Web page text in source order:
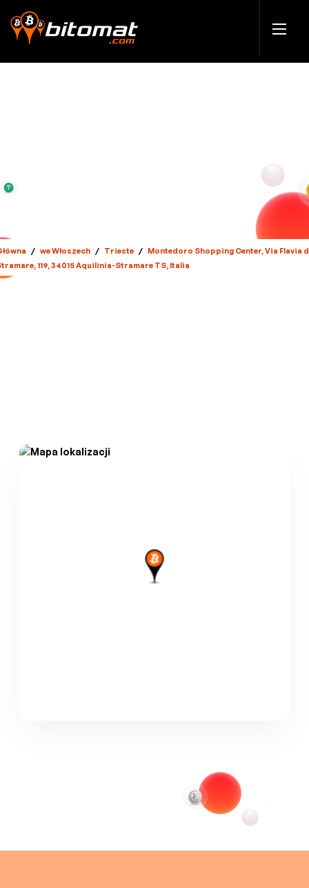
/ we Włoszech / Trieste / Montedoro Shopping Center, Via Flavia
119, 34015 Aquilinia-Stramare TS, Italia